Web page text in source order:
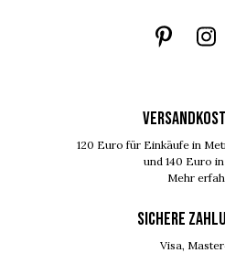
120 Euro für Einkäufe in
und 140 Euro
Mehr
SICHERE
Visa,